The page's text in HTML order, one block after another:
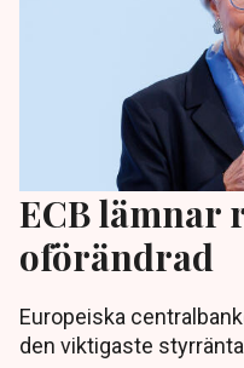
ECB lämnar
oförändrad
Europeiska
den viktigaste